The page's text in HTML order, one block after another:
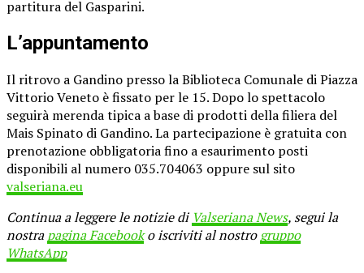
partitura del Gasparini.
L’appuntamento
Il ritrovo a Gandino presso la Biblioteca Comunale di Piazza
Vittorio Veneto è fissato per le 15. Dopo lo spettacolo
seguirà merenda tipica a base di prodotti della filiera del
Mais Spinato di Gandino. La partecipazione è gratuita con
prenotazione obbligatoria fino a esaurimento posti
disponibili al numero 035.704063 oppure sul sito
valseriana.eu
Continua a leggere le notizie di Valseriana News, segui la
nostrapagina Facebooko iscriviti al nostrogruppo
WhatsApp